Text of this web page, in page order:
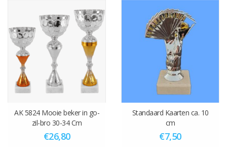
AK 5824 Mooie beker in go-
zil-bro 30-34 Cm
€26,80
Standaard Kaarten ca. 10
cm
€7,50